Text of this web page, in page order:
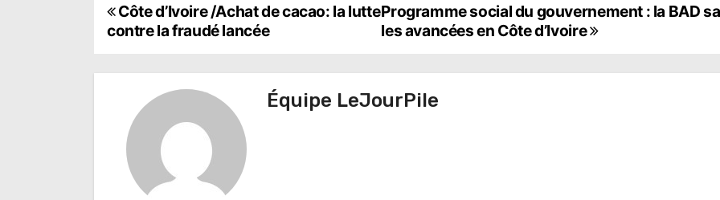
N
a
v
Programme social du gouvernement : la BAD
les avancées en Côte d’Ivoire
Côte d’Ivoire /Achat de cacao: la lutte
contre la fraudé lancée
Équipe LeJourPile